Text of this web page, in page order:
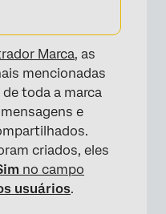
Marca, as
mencionadas
toda a marca
e
criados, eles
no campo
usuários.